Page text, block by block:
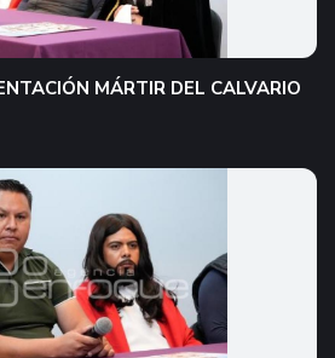
MÁRTIR DEL CALVARIO